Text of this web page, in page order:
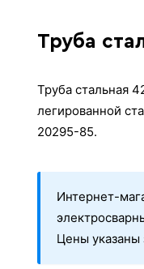
Труба
Труба стальная
легированной
20295-85.
Интернет-
Цены указаны